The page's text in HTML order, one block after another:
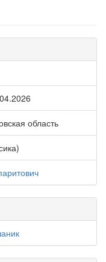
область